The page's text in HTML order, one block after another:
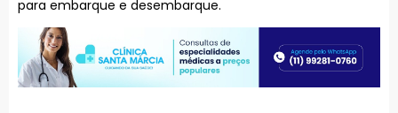
para embarque e desembarque.